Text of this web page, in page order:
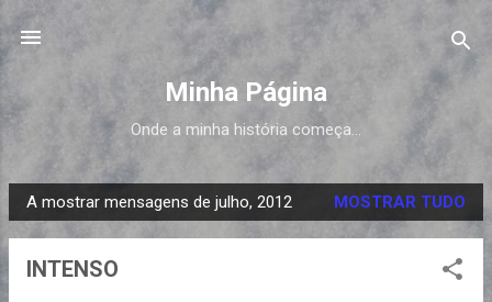
Avançar para o conteúdo principal
Minha Página
Onde a minha história começa...
M
e
A mostrar mensagens de julho, 2012 MOSTRAR TUDO
INTENSO